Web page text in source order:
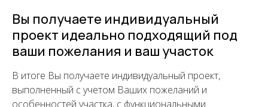
Вы получаете индивидуальный
проект идеально подходящий под
ваши пожелания и ваш участок
В итоге Вы получаете индивидуальный проект,
выполненный с учетом Ваших пожеланий и
особенностей участка, с функциональными